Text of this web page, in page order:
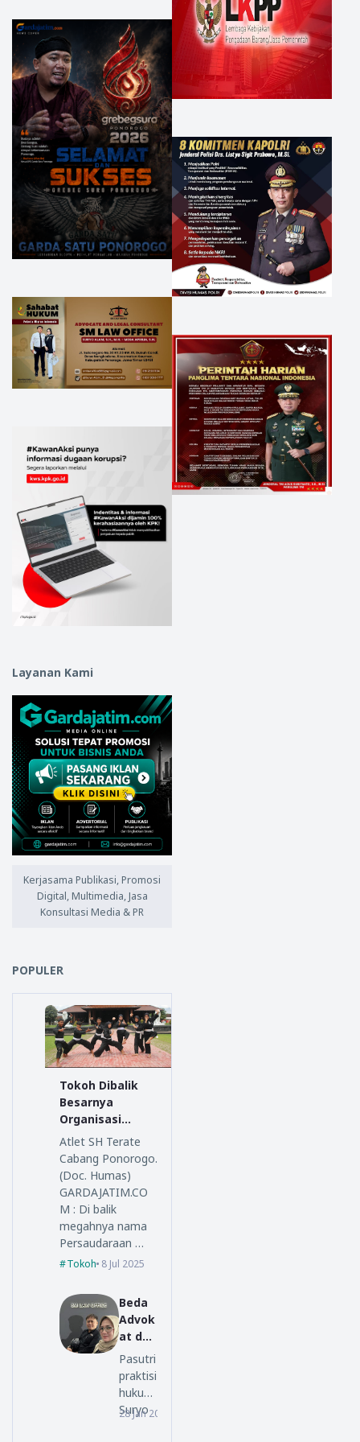
Layanan Kami
Kerjasama Publikasi, Promosi
Digital, Multimedia, Jasa
Konsultasi Media & PR
POPULER
Tokoh Dibalik
Besarnya
Organisasi
Persaudaraan
Setia Hati
Terate
Atlet SH Terate
Cabang Ponorogo.
(Doc. Humas)
GARDAJATIM.CO
M : Di balik
megahnya nama
Persaudaraan …
Tokoh 8 Jul 2025
Beda
Advok
at dan
Lawye
r, Ini
Penjel
asan
SM
Pasutri
praktisi
hukum
Suryo
opini
28 Jan 2026